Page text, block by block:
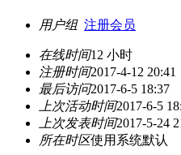
用户组 注册会员
在线时间12 小时
注册时间2017-4-12 20:41
最后访问2017-6-5 18:37
上次活动时间2017-6-5
上次发表时间2017-5-24
所在时区使用系统默认